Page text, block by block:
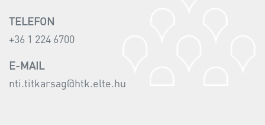
TELEFON
+36 1 224 6700
E-MAIL
nti.titkarsag@htk.elte.hu